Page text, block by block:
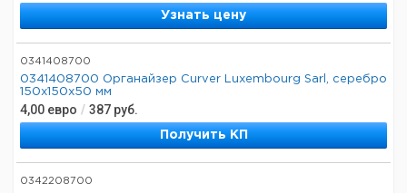
Узнать цену
0341408700
0341408700 Органайзер Curver Luxembourg Sarl, серебро
150x150x50 мм
4,00 евро / 387 руб.
Получить КП
0342208700